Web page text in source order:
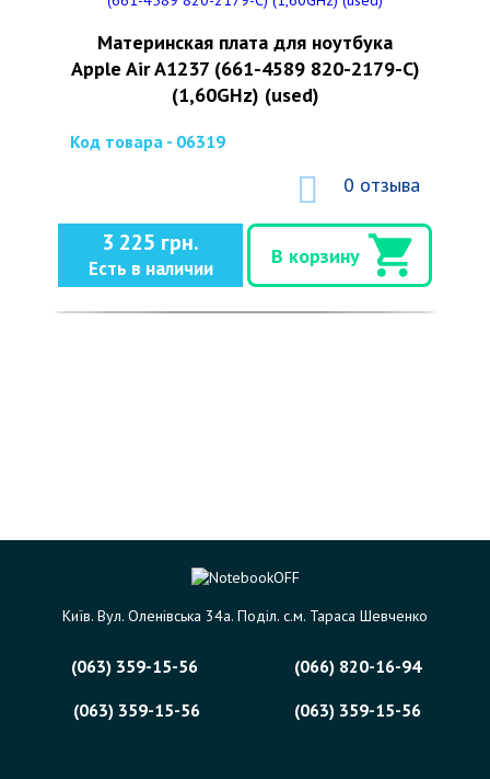
Материнская плата для ноутбука
Apple Air A1237 (661-4589 820-2179-C)
(1,60GHz) (used)
Код товара - 06319
0 отзыва
3 225 грн.
Есть в наличии
В корзину
Київ. Вул. Оленівська 34а. Поділ. с.м. Тараса Шевченко
(063) 359-15-56
(066) 820-16-94
(063) 359-15-56
(063) 359-15-56